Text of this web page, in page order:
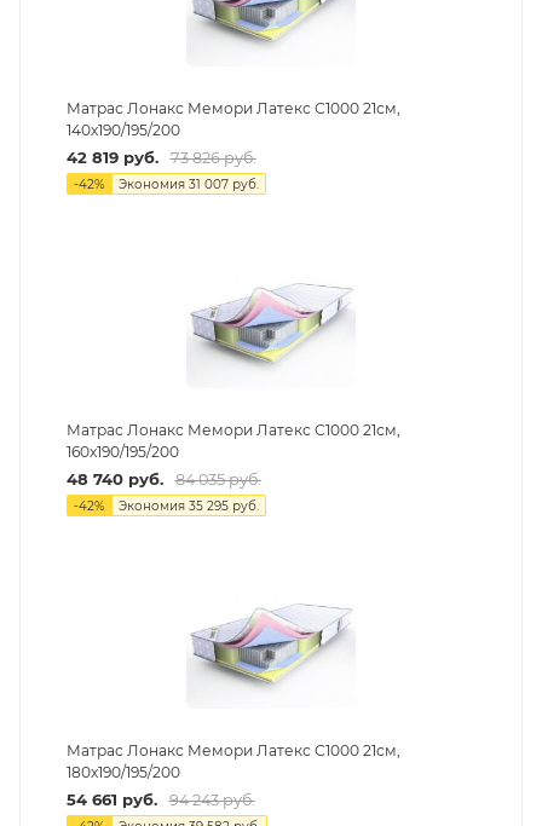
Матрас Лонакс Мемори Латекс С1000 21см,
140х190/195/200
42 819руб. 73 826руб.
-42% Экономия 31 007руб.
Матрас Лонакс Мемори Латекс С1000 21см,
160х190/195/200
48 740руб. 84 035руб.
-42% Экономия 35 295руб.
Матрас Лонакс Мемори Латекс С1000 21см,
180х190/195/200
54 661 руб. 94 243руб.